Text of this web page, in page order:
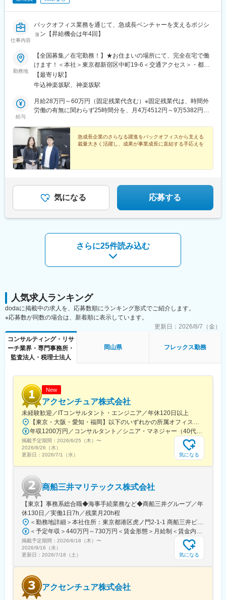
仕事内容
バックオフィス業務を通じて、急成長ベンチャーを支えるポジシ
ョン【昇給機会は年4回】
勤務地
【全国募集／在宅勤務！】★お住まいの場所にて、完全在宅で働
けます！＜本社＞東京都新宿区中町19-6＜交通アクセス＞・都営
大江戸線「牛込神楽坂駅」より徒歩4分・東京メトロ東西線「神楽
坂駅」より徒歩8分・JR中央線／総武線「飯田橋駅」より徒歩約
【最寄り駅】
牛込神楽坂駅、神楽坂駅
給与
月給28万円～60万円（固定残業代含む）※固定残業代は、時間外
労働の有無に関わらず25時間分を、月4万4512円～9万5382円支
急成長企業のさらなる躍進をバックオフィスから支える
裁量大きく活躍し、成果が事業成長に直結する手応えを
気になる 応募する
さらに25件読み込む
人気求人ランキング
dodaに掲載中の求人を、応募数順にランキング形式でご紹介します。
※応募数が同数の場合は、新着順に表示しています。
更新日： 2026/8/7（金）
コンサルティング・リサ
ーチ業界・専門事務所・
監査法人・税理士法人
岡山県 フレックス勤務
New
アクセンチュア株式会社
未経験歓迎／ITコンサルタント・エンジニア／年休120日以上
【東京・大阪・愛知・福岡】以下のいずれかの所属オフィスもしくは各エリアのプロジェクト先 所属オフィス：■赤坂インターシティ■関西オフィス■アクセンチュア・アドバンスト・テクノロジーセンター名古屋■福岡オフィス※詳細は勤務地一覧よりご覧いただけます。※所属オフィスを問わずプロジェクトにより、国内出張、海外出張の可能性があります【魅力ポイント│世界の知恵を活用】世界中のベストプラクティスがデータベースに集約されており、数多くの事例や社員の知恵を活用できます。日本では前例のない案件でも、世界各国の社員からオンライン・オフライン（海外出張）問わず、気軽にアドバイスを受けることができます。★ この求人のPOINT ★￣￣V￣￣￣￣￣￣￣￣￣＃世界約78万人規模の大手基盤で安定性◎若手から裁量大きく挑戦・成長できる環境＃土日祝休／連続5日以上の休暇取得も可能！／フルフレックス（コアタイムなし）＃コンサル・IT未経験者向けの手厚い研修◎／メンター制度もあるため安心してチャレンジOK！
年収1200万円／コンサルタント／シニア・マネジャー（40代） 年収1000万円／テクノロジーアーキテクト（30代）
掲載予定期間： 2026/6/25（木） 〜
2026/8/26（水）
更新日： 2026/7/1（水） 気になる
商船三井マリテックス株式会社
【東京】事務系総合職◆海事手続業務など◆商船三井グループ／年
休130日／実働1日7h／残業月20h程
＜勤務地詳細＞本社住所：東京都港区虎ノ門2-1-1 商船三井ビル勤務地最寄駅：東京メトロ銀座線／虎ノ門駅受動喫煙対策：屋内全面禁煙変更の範囲：会社の定める事業所
＜予定年収＞440万円～730万円＜賃金形態＞月給制＜賃金内訳＞月額（基本給）：291,800円～487,000円＜月給＞291,800円～487,000円＜昇給有無＞有＜残業手当＞有＜給与補足＞※上記想定年収には賞与3ヶ月分を含みます。金額は目安の金額であり、これまでのご経験・スキル・現年収等を総合的に考慮し決定いたします。■昇給：年1回■賞与：3ヶ月分（前年度実績）賃金はあくまでも目安の金額であり、選考を通じて上下する可能性があります。月給(月額)は固定手当を含めた表記です。
掲載予定期間： 2026/6/18（木） 〜
2026/9/16（水）
更新日： 2026/7/18（土） 気になる
アクセンチュア株式会社